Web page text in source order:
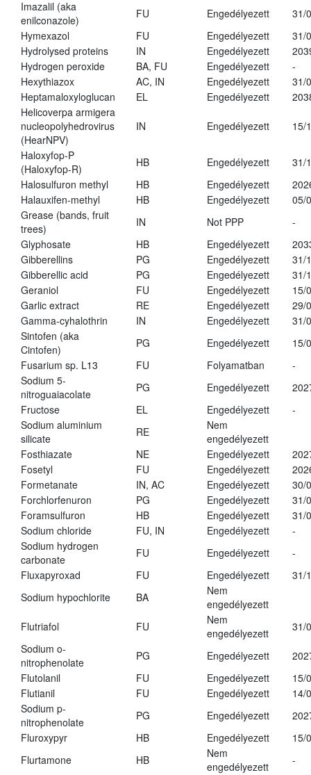
Imazalil (aka
enilconazole)
FU Engedélyezett
31/
Hymexazol
FU Engedélyezett
31/
Hydrolysed proteins
IN Engedélyezett
Hydrogen peroxide
BA, FU Engedélyezett
-
Hexythiazox
AC, IN Engedélyezett
31/
Heptamaloxyloglucan
EL Engedélyezett
Helicoverpa armigera
nucleopolyhedrovirus
(HearNPV)
IN Engedélyezett 15/
Haloxyfop-P
(Haloxyfop-R)
HB Engedélyezett
31/
Halosulfuron methyl
HB Engedélyezett
Halauxifen-methyl
HB Engedélyezett
05/
Grease (bands, fruit
trees)
IN Not PPP
-
Glyphosate
HB Engedélyezett
Gibberellins
PG Engedélyezett
31/
Gibberellic acid
PG Engedélyezett
31/
Geraniol
FU Engedélyezett
15/
Garlic extract
RE Engedélyezett
29/
Gamma-cyhalothrin
IN Engedélyezett
31/
Sintofen (aka
Cintofen)
PG Engedélyezett
15/
Fusarium sp. L13
FU Folyamatban
-
Sodium 5-
nitroguaiacolate
PG Engedélyezett
Fructose
EL Engedélyezett
-
Sodium aluminium
silicate
RE
Nem
engedélyezett
Fosthiazate
NE Engedélyezett
Fosetyl
FU Engedélyezett
Formetanate
IN, AC Engedélyezett
30/
Forchlorfenuron
PG Engedélyezett
31/
Foramsulfuron
HB Engedélyezett
31/
Sodium chloride
FU, IN Engedélyezett
-
Sodium hydrogen
carbonate
FU Engedélyezett
-
Fluxapyroxad
FU Engedélyezett
31/
Sodium hypochlorite
BA
Nem
engedélyezett
Flutriafol
FU
Nem
engedélyezett
31/
Sodium o-
nitrophenolate
PG Engedélyezett
Flutolanil
FU Engedélyezett
15/
Flutianil
FU Engedélyezett
14/
Sodium p-
nitrophenolate
PG Engedélyezett
Fluroxypyr
HB Engedélyezett
15/
Flurtamone
HB
Nem
engedélyezett
-